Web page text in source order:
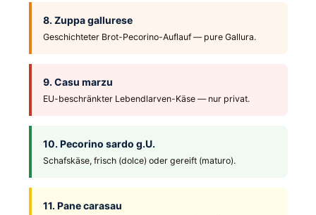
8. Zuppa gallurese
Geschichteter Brot-Pecorino-Auflauf — pure Gallura.
9. Casu marzu
EU-beschränkter Lebendlarven-Käse — nur privat.
10. Pecorino sardo g.U.
Schafskäse, frisch (dolce) oder gereift (maturo).
11. Pane carasau